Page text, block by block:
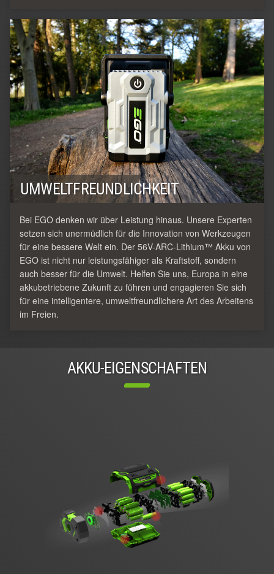
UMWELTFREUNDLICHKEIT
Bei EGO denken wir über Leistung hinaus. Unsere Experten
setzen sich unermüdlich für die Innovation von Werkzeugen
für eine bessere Welt ein. Der 56V-ARC-Lithium™ Akku von
EGO ist nicht nur leistungsfähiger als Kraftstoff, sondern
auch besser für die Umwelt. Helfen Sie uns, Europa in eine
akkubetriebene Zukunft zu führen und engagieren Sie sich
für eine intelligentere, umweltfreundlichere Art des Arbeitens
im Freien.
AKKU-EIGENSCHAFTEN